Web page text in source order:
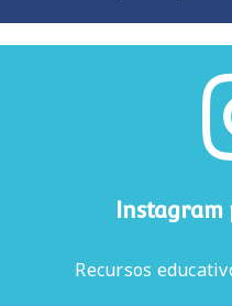
Instagram
Recursos